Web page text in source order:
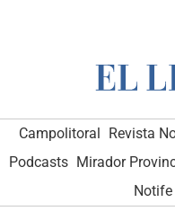
Campolitoral Revista
Podcasts Mirador
Notife